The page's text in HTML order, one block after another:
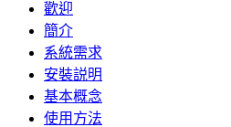
歡迎
簡介
系統需求
安裝説明
基本概念
使用方法